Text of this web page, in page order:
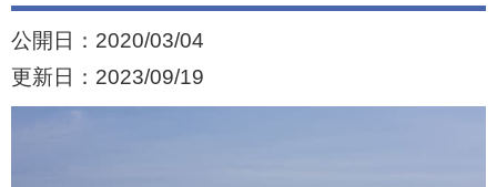
公開日： 2020/03/04
更新日： 2023/09/19